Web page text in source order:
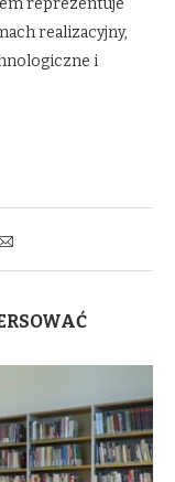
reprezentuje
realizacyjny,
i